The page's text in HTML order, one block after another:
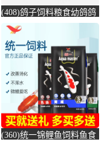
(408)鸽子饲料粮食幼鸽鸽
粮 10斤 鸽粮10斤 鸽食鸽
粮-鸽饲料(拼凑旗舰店仅
售35.34元)
(360)统一锦鲤鱼饲料鱼食